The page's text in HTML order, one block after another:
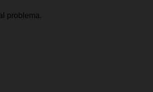
problema.